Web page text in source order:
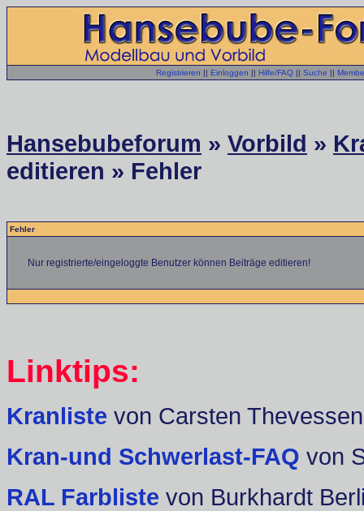
Registrieren || Einloggen || Hilfe/FAQ || Suche ||
Hansebubeforum » Vorbild »
editieren » Fehler
Fehler
Nur registrierte/eingeloggte Benutzer können Beiträge editieren!
Linktips:
Kranliste von Carsten Thevessen
Kran-und Schwerlast-FAQ von
RAL Farbliste von Burkhardt